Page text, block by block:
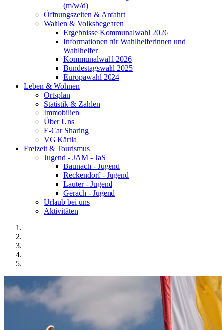
(m/w/d)
Öffnungszeiten & Anfahrt
Wahlen & Volksbegehren
Ergebnisse Kommunalwahl 2026
Informationen für Wahlhelferinnen und
Wahlhelfer
Kommunalwahl 2026
Bundestagswahl 2025
Europawahl 2024
Leben & Wohnen
Ortsplan
Statistik & Zahlen
Immobilien
Über Uns
E-Car Sharing
VG Kärtla
Freizeit & Tourismus
Jugend - JAM - JaS
Baunach - Jugend
Reckendorf - Jugend
Lauter - Jugend
Gerach - Jugend
Urlaub bei uns
Aktivitäten